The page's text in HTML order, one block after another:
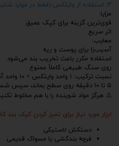
۳. استفاده از وایتکس (فقط در موارد شدید)
مزایا:
قوی‌ترین گزینه برای کپک عمیق
اثر سریع
معایب:
آسیب‌زا برای پوست و ریه
استفاده مکرر باعث تخریب بند می‌شود
روی سنگ طبیعی کاملاً ممنوع
نسبت ترکیب: ۱ واحد وایتکس + ۱۰ واحد آب
۵ تا ۱۰ دقیقه روی سطح بماند، سپس شستشو دهید.
⚠️ هرگز مواد شوینده را با هم مخلوط
ابزار مورد نیاز برای تمیز کردن کپک بند
دستکش لاستیکی
فرچه بندکشی یا مسواک قدیمی